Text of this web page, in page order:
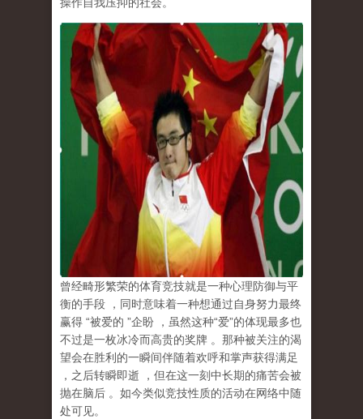
曾经畸形繁荣的体育竞技就是一种心理防御与平
衡的手段
，同时意味着一种想通过自身努力最终
赢得 “被爱的 ”企盼 ，虽然这种“爱”的体现最多也
不过是一枚冰冷而高贵的奖牌 。那种被关注的渴
望会在胜利的一瞬间伴随着欢呼和掌声获得满足
，之后转瞬即逝
，但在这一刻中长期的痛苦会被
抛在脑后 。如今类似竞技性质的活动在网络中随
处可见。